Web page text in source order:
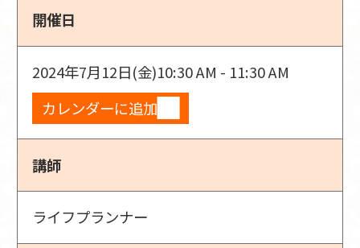
開催日
2024年7月12日(金)10:30 AM - 11:30 AM
カレンダーに追加
講師
ライフプランナー